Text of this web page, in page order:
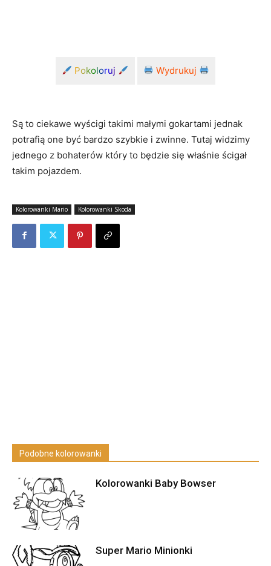
Pokoloruj Wydrukuj
Są to ciekawe wyścigi takimi małymi gokartami jednak
potrafią one być bardzo szybkie i zwinne. Tutaj widzimy
jednego z bohaterów który to będzie się właśnie ścigał
takim pojazdem.
Kolorowanki Mario Kolorowanki Skoda
Podobne kolorowanki
Kolorowanki Baby Bowser
Super Mario Minionki